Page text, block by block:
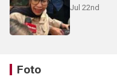
Jul 22nd
Foto